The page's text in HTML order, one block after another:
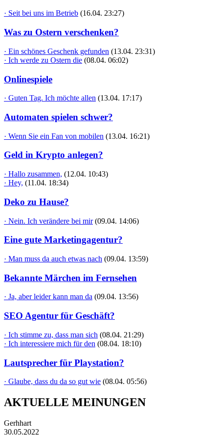
· Seit bei uns im Betrieb (16.04. 23:27)
Was zu Ostern verschenken?
· Ein schönes Geschenk gefunden (13.04. 23:31)
· Ich werde zu Ostern die (08.04. 06:02)
Onlinespiele
· Guten Tag. Ich möchte allen (13.04. 17:17)
Automaten spielen schwer?
· Wenn Sie ein Fan von mobilen (13.04. 16:21)
Geld in Krypto anlegen?
· Hallo zusammen, (12.04. 10:43)
· Hey, (11.04. 18:34)
Deko zu Hause?
· Nein. Ich verändere bei mir (09.04. 14:06)
Eine gute Marketingagentur?
· Man muss da auch etwas nach (09.04. 13:59)
Bekannte Märchen im Fernsehen
· Ja, aber leider kann man da (09.04. 13:56)
SEO Agentur für Geschäft?
· Ich stimme zu, dass man sich (08.04. 21:29)
· Ich interessiere mich für den (08.04. 18:10)
Lautsprecher für Playstation?
· Glaube, dass du da so gut wie (08.04. 05:56)
AKTUELLE MEINUNGEN
Gerhhart
30.05.2022